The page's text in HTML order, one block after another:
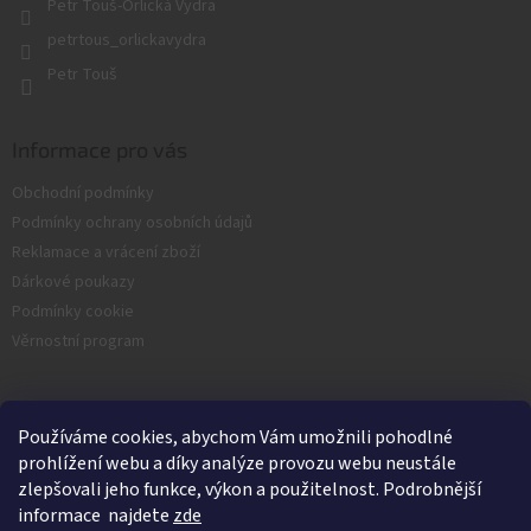
Používáme cookies, abychom Vám umožnili pohodlné
prohlížení webu a díky analýze provozu webu neustále
zlepšovali jeho funkce, výkon a použitelnost. Podrobnější
informace najdete zde
Petr Touš-Orlická Vydra
petrtous_orlickavydra
Petr Touš
Obchodní podmínky
Podmínky ochrany osobních údajů
Reklamace a vrácení zboží
Dárkové poukazy
Podmínky cookie
Věrnostní program
Facebook